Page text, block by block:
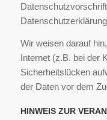
Wir weisen darauf
Internet (z.B. bei der
Sicherheitslücken
der Daten vor dem
HINWEIS ZUR